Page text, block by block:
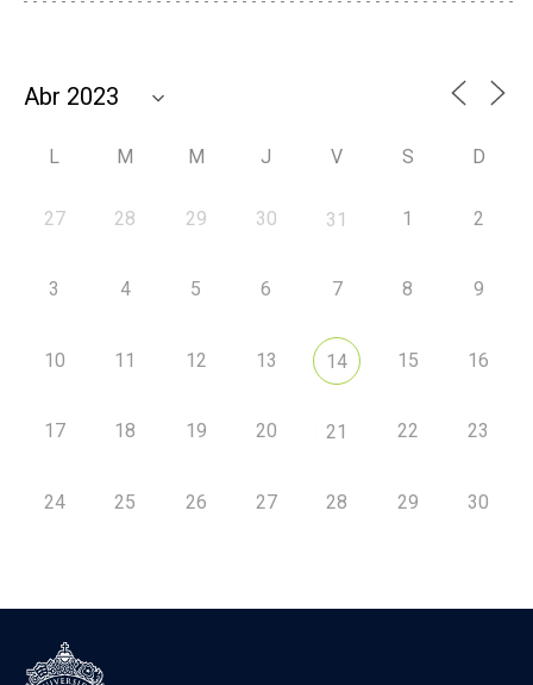
L M M J V S D
27 28 29 30 31 1 2
3 4 5 6 7 8 9
10 11 12 13 14 15 16
17 18 19 20 21 22 23
24 25 26 27 28 29 30